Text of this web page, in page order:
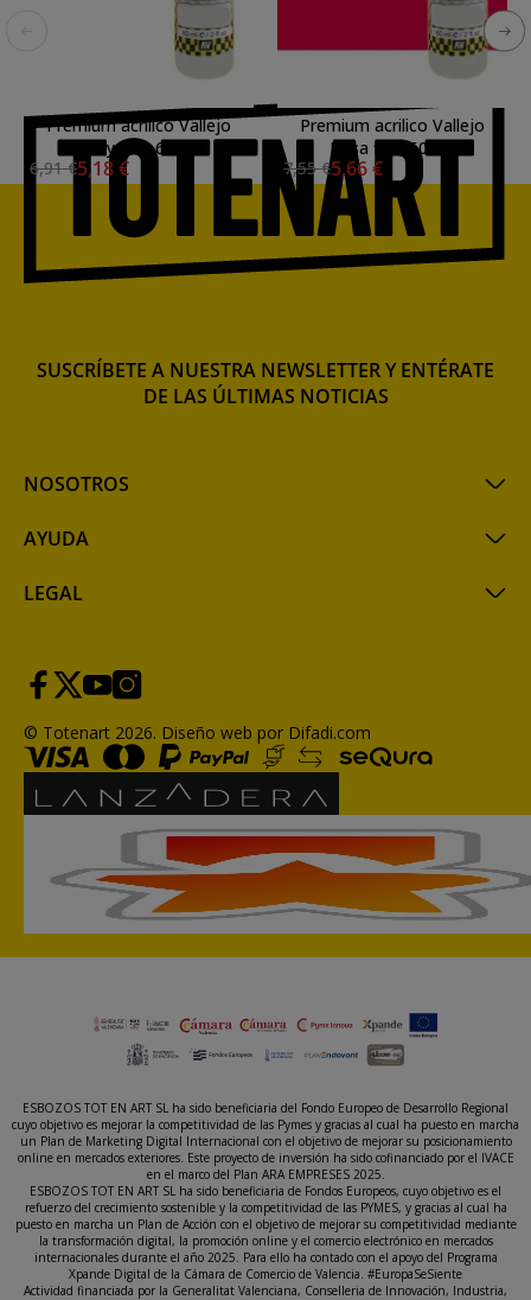
Premium acrilico Vallejo
Diluyente 60 ml.
6,91 €5,18 €
Premium acrilico Vallejo
Rosa fluo 60 ml.
7,55 €5,66 €
NOSOTROS
AYUDA
LEGAL
SUSCRÍBETE A NUESTRA NEWSLETTER Y ENTÉRATE
DE LAS ÚLTIMAS NOTICIAS
© Totenart 2026. Diseño web por Difadi.com
ESBOZOS TOT EN ART SL ha sido beneficiaria del Fondo Europeo de Desarrollo Regional
cuyo objetivo es mejorar la competitividad de las Pymes y gracias al cual ha puesto en marcha
un Plan de Marketing Digital Internacional con el objetivo de mejorar su posicionamiento
online en mercados exteriores. Este proyecto de inversión ha sido cofinanciado por el IVACE
en el marco del Plan ARA EMPRESES 2025.
ESBOZOS TOT EN ART SL ha sido beneficiaria de Fondos Europeos, cuyo objetivo es el
refuerzo del crecimiento sostenible y la competitividad de las PYMES, y gracias al cual ha
puesto en marcha un Plan de Acción con el objetivo de mejorar su competitividad mediante
la transformación digital, la promoción online y el comercio electrónico en mercados
internacionales durante el año 2025. Para ello ha contado con el apoyo del Programa
Xpande Digital de la Cámara de Comercio de Valencia. #EuropaSeSiente
Actividad financiada por la Generalitat Valenciana, Conselleria de Innovación, Industria,